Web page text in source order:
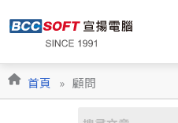
至
內
容
首頁 » 顧問